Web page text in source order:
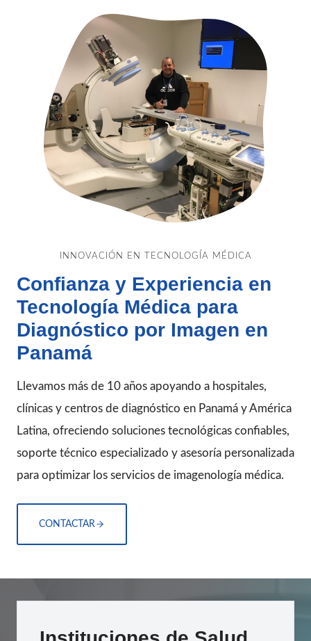
INNOVACIÓN EN TECNOLOGÍA MÉDICA
Confianza y Experiencia en
Tecnología Médica para
Diagnóstico por Imagen en
Panamá
Llevamos más de 10 años apoyando a hospitales,
clínicas y centros de diagnóstico en Panamá y América
Latina, ofreciendo soluciones tecnológicas confiables,
soporte técnico especializado y asesoría personalizada
para optimizar los servicios de imagenología médica.
CONTACTAR